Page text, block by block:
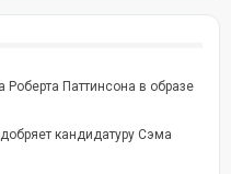
Роберта Паттинсона в образе
кандидатуру Сэма